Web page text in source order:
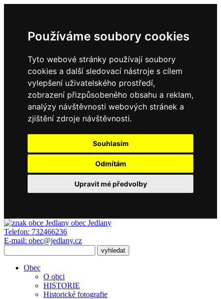
Používáme soubory cookies
Tyto webové stránky používají soubory
cookies a další sledovací nástroje s cílem
vylepšení uživatelského prostředí,
zobrazení přizpůsobeného obsahu a reklam,
analýzy návštěvnosti webových stránek a
zjištění zdroje návštěvnosti.
Souhlasím
Odmítám
Upravit mé předvolby
obec Jedlany
Telefon: 732466236
E-mail: obec@jedlany.cz
Obec
O obci
HISTORIE
Historické fotografie